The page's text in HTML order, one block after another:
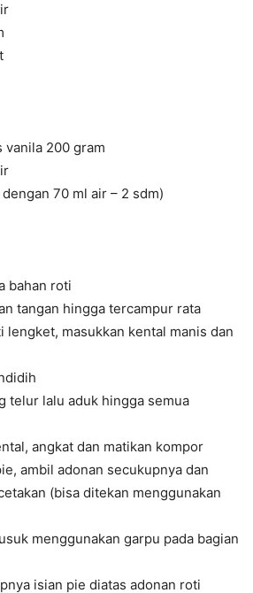
vanila 200 gram
70 ml air – 2 sdm)
bahan roti
tangan hingga tercampur rata
lengket, masukkan kental manis dan
telur lalu aduk hingga semua
angkat dan matikan kompor
ambil adonan secukupnya dan
(bisa ditekan menggunakan
menggunakan garpu pada bagian
isian pie diatas adonan roti